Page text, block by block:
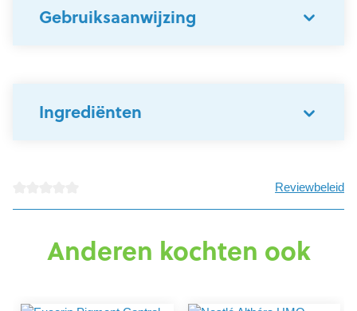
Gebruiksaanwijzing
Ingrediënten
Reviewbeleid
Anderen kochten ook